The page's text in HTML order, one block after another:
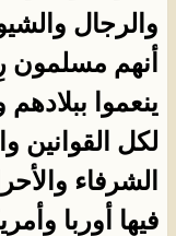
والرجال
أنهم
ينعموا
لكل القوانين
الشرفاء
فيها أوربا